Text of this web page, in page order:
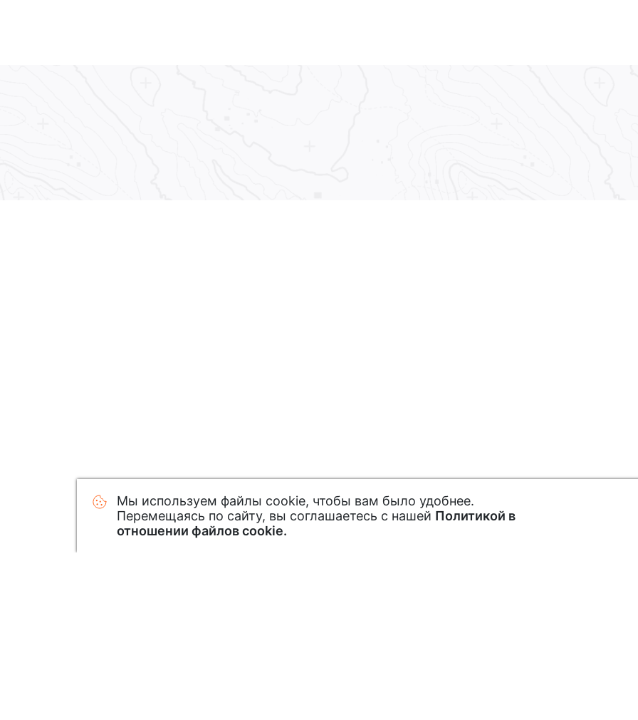
Мы используем файлы cookie, чтобы вам было удобнее.
Перемещаясь по сайту, вы соглашаетесь с нашей Политикой в
отношении файлов cookie.